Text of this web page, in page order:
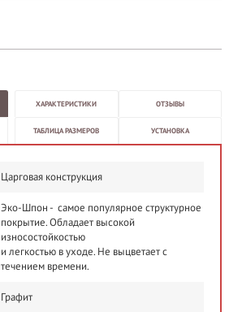
ХАРАКТЕРИСТИКИ ОТЗЫВЫ
ТАБЛИЦА РАЗМЕРОВ УСТАНОВКА
Царговая конструкция
Эко-Шпон - самое популярное структурное
покрытие. Обладает высокой
износостойкостью
и легкостью в уходе. Не выцветает с
течением времени.
Графит